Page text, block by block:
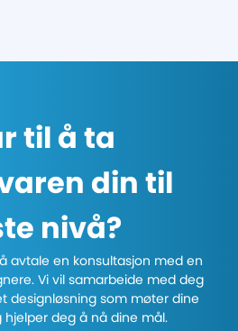
til å ta
din til
nivå?
avtale en konsultasjon med en
Vi vil samarbeide med deg
designløsning som møter dine
hjelper deg å nå dine mål.